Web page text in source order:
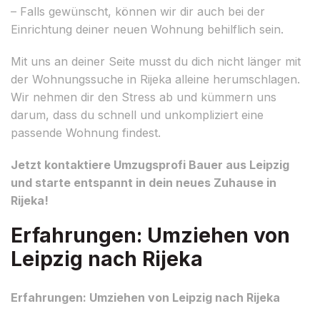
– Falls gewünscht, können wir dir auch bei der
Einrichtung deiner neuen Wohnung behilflich sein.
Mit uns an deiner Seite musst du dich nicht länger mit
der Wohnungssuche in Rijeka alleine herumschlagen.
Wir nehmen dir den Stress ab und kümmern uns
darum, dass du schnell und unkompliziert eine
passende Wohnung findest.
Jetzt kontaktiere Umzugsprofi Bauer aus Leipzig
und starte entspannt in dein neues Zuhause in
Rijeka!
Erfahrungen: Umziehen von
Leipzig nach Rijeka
Erfahrungen: Umziehen von Leipzig nach Rijeka